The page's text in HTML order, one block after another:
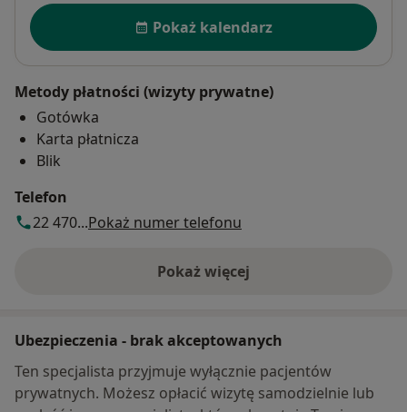
Dostępność
Pokaż kalendarz
Metody płatności (wizyty prywatne)
Gotówka
Karta płatnicza
Blik
Telefon
22 470...Pokaż numer telefonu
Pokaż więcej
o adresie
Ubezpieczenia - brak akceptowanych
Ten specjalista przyjmuje wyłącznie pacjentów
prywatnych. Możesz opłacić wizytę samodzielnie lub